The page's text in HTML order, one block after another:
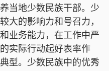
当地少数民族干部。少
大的影响力和号召力，
业务能力，在工作中严
实际行动起好表率作
型。少数民族中的优秀